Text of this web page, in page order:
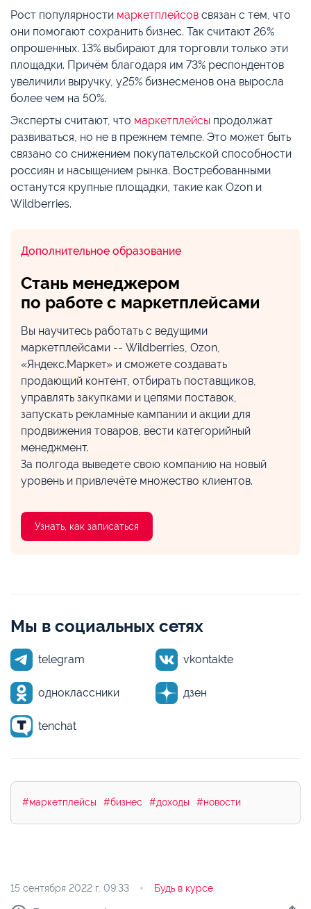
Рост популярности маркетплейсов связан с тем, что
они помогают сохранить бизнес. Так считают 26%
опрошенных. 13% выбирают для торговли только эти
площадки. Причём благодаря им 73% респондентов
увеличили выручку, у25% бизнесменов она выросла
более чем на 50%.
Эксперты считают, что маркетплейсы продолжат
развиваться, но не в прежнем темпе. Это может быть
связано со снижением покупательской способности
россиян и насыщением рынка. Востребованными
останутся крупные площадки, такие как Ozon и
Wildberries.
Дополнительное образование
Стань менеджером
по работе с маркетплейсами
Вы научитесь работать с ведущими
маркетплейсами -- Wildberries, Ozon,
«Яндекс.Маркет» и сможете создавать
продающий контент, отбирать поставщиков,
управлять закупками и цепями поставок,
запускать рекламные кампании и акции для
продвижения товаров, вести категорийный
менеджмент.
За полгода выведете свою компанию на новый
уровень и привлечёте множество клиентов.
Узнать, как записаться
Мы в социальных сетях
telegram vkontakte
одноклассники дзен
tenchat
#маркетплейсы #бизнес #доходы #новости
15 сентября 2022 г. 09:33 Будь в курсе